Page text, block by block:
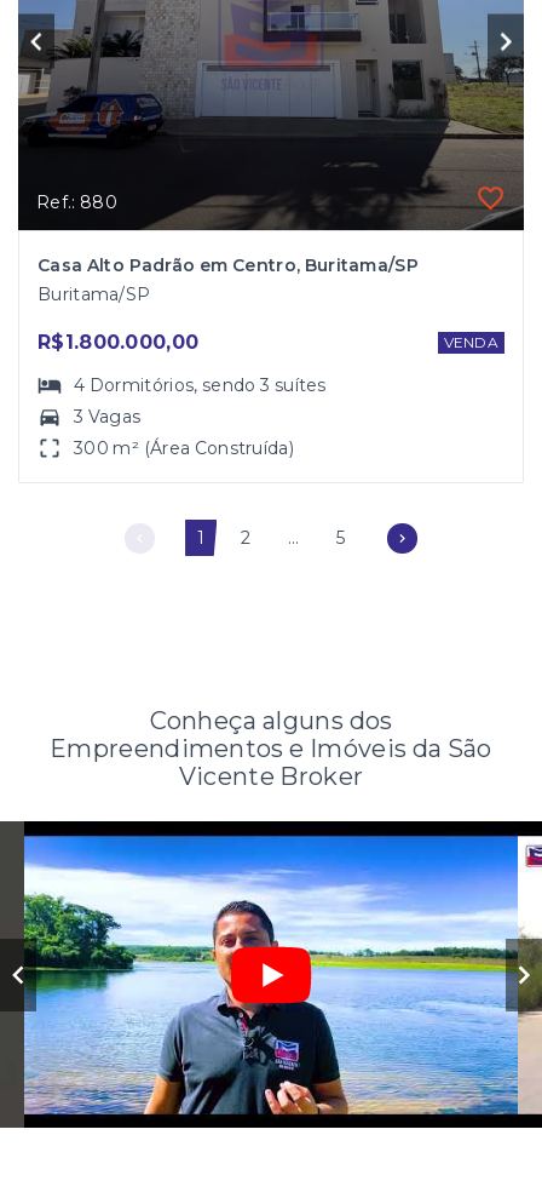
Ref.: 880
Casa Alto Padrão em Centro, Buritama/SP
Buritama/SP
R$1.800.000,00 VENDA
4 Dormitórios, sendo3 suítes
3 Vagas
300 m² (Área Construída)
1 2 ... 5
Conheça alguns dos
Empreendimentos e Imóveis da São
Vicente Broker